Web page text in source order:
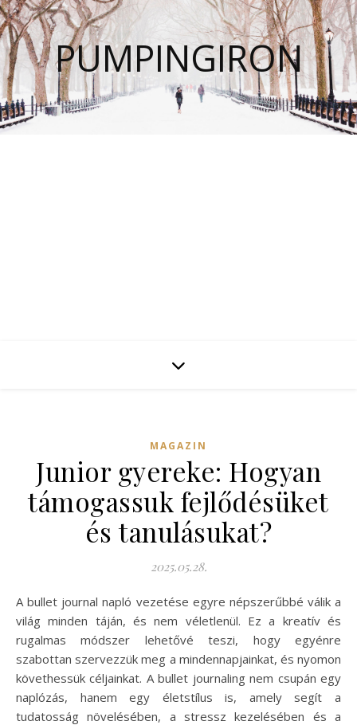
PUMPINGIRON
MAGAZIN
Junior gyereke: Hogyan
támogassuk fejlődésüket
és tanulásukat?
2025.05.28.
A bullet journal napló vezetése egyre népszerűbbé válik a
világ minden táján, és nem véletlenül. Ez a kreatív és
rugalmas módszer lehetővé teszi, hogy egyénre
szabottan szervezzük meg a mindennapjainkat, és nyomon
követhessük céljainkat. A bullet journaling nem csupán egy
naplózás, hanem egy életstílus is, amely segít a
tudatosság növelésében, a stressz kezelésében és a